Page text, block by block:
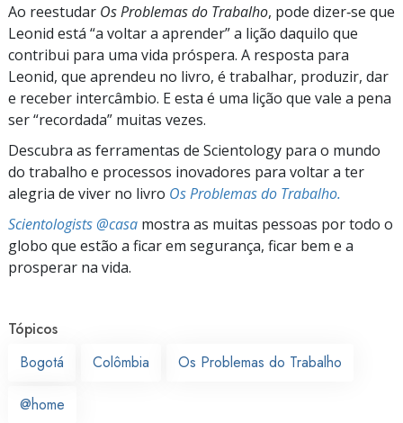
Ao reestudar Os Problemas do Trabalho, pode dizer‑se que
Leonid está “a voltar a aprender” a lição daquilo que
contribui para uma vida próspera. A resposta para
Leonid, que aprendeu no livro, é trabalhar, produzir, dar
e receber intercâmbio. E esta é uma lição que vale a pena
ser “recordada” muitas vezes.
Descubra as ferramentas de Scientology para o mundo
do trabalho e processos inovadores para voltar a ter
alegria de viver no livro Os Problemas do Trabalho.
Scientologists @casa mostra as muitas pessoas por todo o
globo que estão a ficar em segurança, ficar bem e a
prosperar na vida.
Tópicos
Bogotá
Colômbia Os Problemas do Trabalho
@home